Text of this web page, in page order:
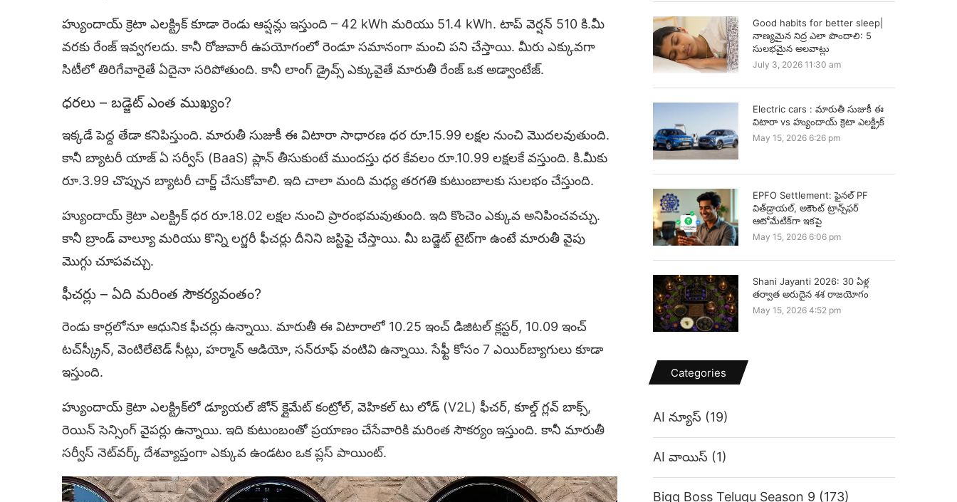
హ్యుందాయ్ క్రెటా ఎలక్ట్రిక్ కూడా రెండు ఆప్షన్లు ఇస్తుంది – 42 kWh మరియు 51.4 kWh. టాప్ వెర్షన్ 510 కి.మీ
వరకు రేంజ్ ఇవ్వగలదు. కానీ రోజువారీ ఉపయోగంలో రెండూ సమానంగా మంచి పని చేస్తాయి. మీరు ఎక్కువగా
సిటీలో తిరిగేవారైతే ఏదైనా సరిపోతుంది. కానీ లాంగ్ డ్రైవ్స్ ఎక్కువైతే మారుతీ రేంజ్ ఒక అడ్వాంటేజ్.
ధరలు – బడ్జెట్ ఎంత ముఖ్యం?
ఇక్కడే పెద్ద తేడా కనిపిస్తుంది. మారుతీ సుజుకీ ఈ విటారా సాధారణ ధర రూ.15.99 లక్షల నుంచి మొదలవుతుంది.
కానీ బ్యాటరీ యాజ్ ఏ సర్వీస్ (BaaS) ప్లాన్ తీసుకుంటే ముందస్తు ధర కేవలం రూ.10.99 లక్షలకే వస్తుంది. కి.మీకు
రూ.3.99 చొప్పున బ్యాటరీ చార్జ్ చేసుకోవాలి. ఇది చాలా మంది మధ్య తరగతి కుటుంబాలకు సులభం చేస్తుంది.
హ్యుందాయ్ క్రెటా ఎలక్ట్రిక్ ధర రూ.18.02 లక్షల నుంచి ప్రారంభమవుతుంది. ఇది కొంచెం ఎక్కువ అనిపించవచ్చు.
కానీ బ్రాండ్ వాల్యూ మరియు కొన్ని లగ్జరీ ఫీచర్లు దీనిని జస్టిఫై చేస్తాయి. మీ బడ్జెట్ టైట్‌గా ఉంటే మారుతీ వైపు
మొగ్గు చూపవచ్చు.
ఫీచర్లు – ఏది మరింత సౌకర్యవంతం?
రెండు కార్లలోనూ ఆధునిక ఫీచర్లు ఉన్నాయి. మారుతీ ఈ విటారాలో 10.25 ఇంచ్ డిజిటల్ క్లస్టర్, 10.09 ఇంచ్
టచ్‌స్క్రీన్, వెంటిలేటెడ్ సీట్లు, హర్మాన్ ఆడియో, సన్‌రూఫ్ వంటివి ఉన్నాయి. సేఫ్టీ కోసం 7 ఎయిర్‌బ్యాగులు కూడా
ఇస్తుంది.
హ్యుందాయ్ క్రెటా ఎలక్ట్రిక్‌లో డ్యూయల్ జోన్ క్లైమేట్ కంట్రోల్, వెహికల్ టు లోడ్ (V2L) ఫీచర్, కూల్డ్ గ్లవ్ బాక్స్,
రెయిన్ సెన్సింగ్ వైపర్లు ఉన్నాయి. ఇది కుటుంబంతో ప్రయాణం చేసేవారికి మరింత సౌకర్యం ఇస్తుంది. కానీ మారుతీ
సర్వీస్ నెట్‌వర్క్ దేశవ్యాప్తంగా ఎక్కువ ఉండటం ఒక ప్లస్ పాయింట్.
Good habits for better sleep|
నాణ్యమైన నిద్ర ఎలా పొందాలి: 5
సులభమైన అలవాట్లు
July 3, 2026 11:30 am
Electric cars : మారుతీ సుజుకీ ఈ
విటారా vs హ్యుందాయ్ క్రెటా ఎలక్ట్రిక్
May 15, 2026 6:26 pm
EPFO Settlement: ఫైనల్ PF
విత్‌డ్రాయల్, అకౌంట్ ట్రాన్స్‌ఫర్
ఆటోమేటిక్‌గా ఇకపై
May 15, 2026 6:06 pm
Shani Jayanti 2026: 30 ఏళ్ల
తర్వాత అరుదైన శశ రాజయోగం
May 15, 2026 4:52 pm
Categories
AI న్యూస్ (19)
AI వాయిస్ (1)
Bigg Boss Telugu Season 9 (173)